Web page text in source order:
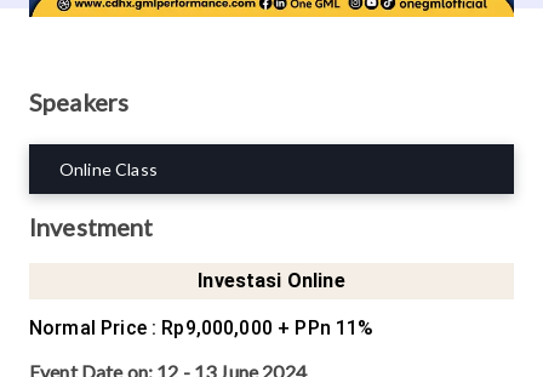
Speakers
Online Class
Investment
Investasi Online
Normal Price: Rp9,000,000 + PPn 11%
Event Date on: 12 - 13 June 2024